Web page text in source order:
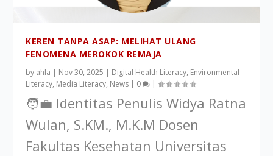
KEREN TANPA ASAP: MELIHAT ULANG
FENOMENA MEROKOK REMAJA
by ahla | Nov 30, 2025 | Digital Health Literacy, Environmental
Literacy, Media Literacy, News | 0 |
🧑‍💼 Identitas Penulis Widya Ratna
Wulan, S.KM., M.K.M Dosen
Fakultas Kesehatan Universitas